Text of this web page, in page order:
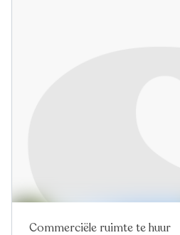
Commerciële ruimte te huur